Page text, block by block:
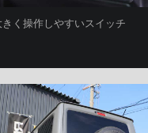
きく操作しやすいスイッチ